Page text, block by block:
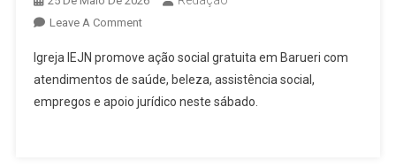
Leave A CommentOn
Promove
Ação
Social
Igreja IEJN promove ação social gratuita em Barueri com
atendimentos de saúde, beleza, assistência social,
empregos e apoio jurídico neste sábado.